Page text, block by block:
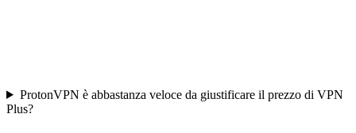
ProtonVPN è abbastanza veloce da giustificare il prezzo di VPN
Plus?